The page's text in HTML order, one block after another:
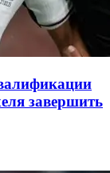
завершить